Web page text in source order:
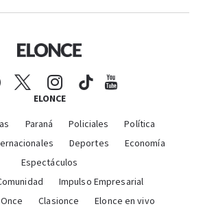
ELONCE
Paraná Policiales
Política
Deportes
Economía
Espectáculos
Impulso Empresarial
Clasionce
Elonce en vivo